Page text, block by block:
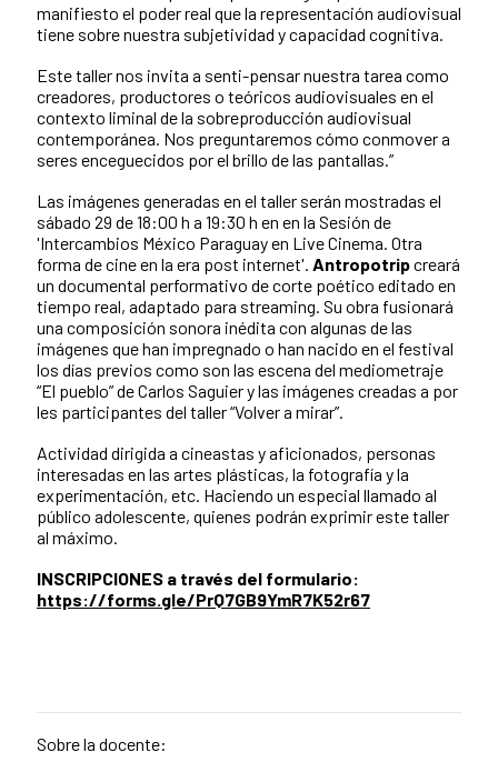
manifiesto el poder real que la representación audiovisual
tiene sobre nuestra subjetividad y capacidad cognitiva.
Este taller nos invita a senti-pensar nuestra tarea como
creadores, productores o teóricos audiovisuales en el
contexto liminal de la sobreproducción audiovisual
contemporánea. Nos preguntaremos cómo conmover a
seres enceguecidos por el brillo de las pantallas.”
Las imágenes generadas en el taller serán mostradas el
sábado 29 de 18:00 h a 19:30 h en en la Sesión de
'Intercambios México Paraguay en Live Cinema. Otra
forma de cine en la era post internet'. Antropotripcreará
un documental performativo de corte poético editado en
tiempo real, adaptado para streaming. Su obra fusionará
una composición sonora inédita con algunas de las
imágenes que han impregnado o han nacido en el festival
los días previos como son las escena del mediometraje
“El pueblo” de Carlos Saguier y las imágenes creadas a por
les participantes del taller “Volver a mirar”.
Actividad dirigida a cineastas y aficionados, personas
interesadas en las artes plásticas, la fotografía y la
experimentación, etc. Haciendo un especial llamado al
público adolescente, quienes podrán exprimir este taller
al máximo.
INSCRIPCIONES a través del formulario:
https://forms.gle/PrQ7GB9YmR7K52r67
Sobre la docente: